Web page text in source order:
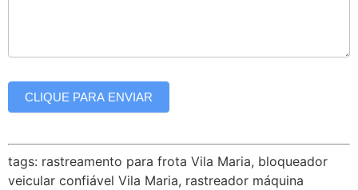
CLIQUE PARA ENVIAR
tags: rastreamento para frota Vila Maria, bloqueador
veicular confiável Vila Maria, rastreador máquina